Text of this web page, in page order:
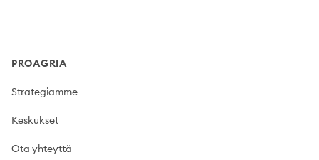
PROAGRIA
Strategiamme
Keskukset
Ota yhteyttä